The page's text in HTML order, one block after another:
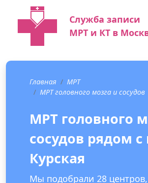
Служба записи
МРТ и КТ в
Главная
МРТ
МРТ головного мозга и сосудов
МРТ головного
сосудов рядом
Курская
Мы подобрали 28 центров,